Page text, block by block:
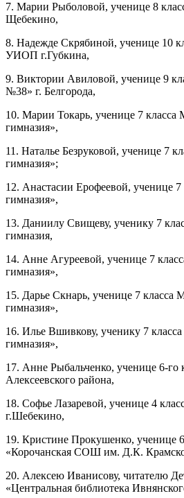
7. Марии Рыболовой, ученице 8
Щебекино,
8. Надежде Скрябиной, ученице
УИОП г.Губкина,
9. Виктории Авиловой, ученице 9
№38» г. Белгорода,
10. Марии Токарь, ученице 7
гимназия»,
11. Наталье Безруковой, ученице 7
гимназия»;
12. Анастасии Ерофеевой, ученице
гимназия»,
13. Даниилу Свищеву, ученику 7
гимназия,
14. Анне Агуреевой, ученице 7
гимназия»,
15. Дарье Скнарь, ученице 7
гимназия»,
16. Илье Вшивкову, ученику 7
гимназия»,
17. Анне Рыбальченко, ученице 6-
Алексеевского района,
18. Софье Лазаревой, ученице 4
г.Шебекино,
19. Кристине Прокушенко, ученице
«Корочанская СОШ им. Д.К.
20. Алексею Иванисову, читателю
«Центральная библиотека